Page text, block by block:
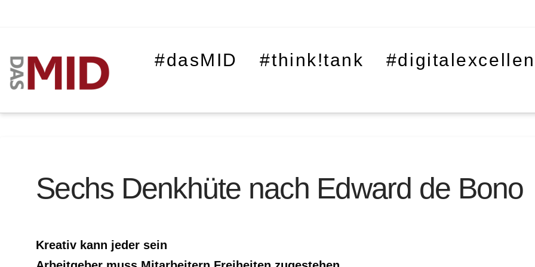
#dasMID #think!tank
Sechs Denkhüte nach Edward de Bono
Kreativ kann jeder sein